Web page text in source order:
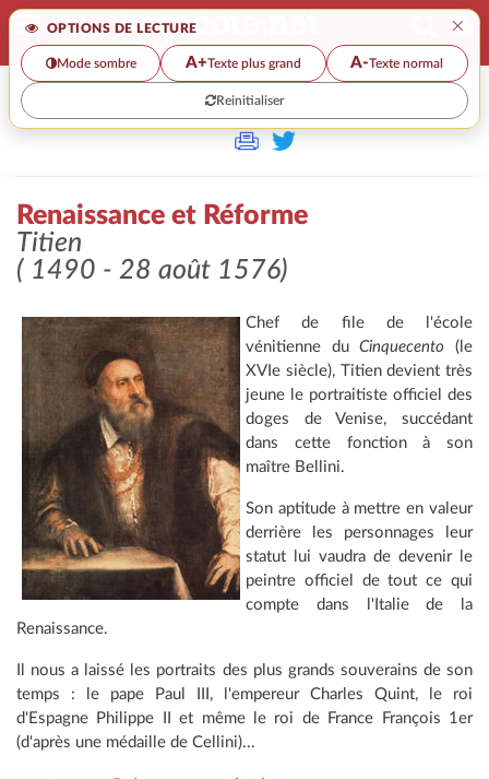
OPTIONS DE LECTURE ×
Mode sombre A+Texte plus grand A-Texte normal
Reinitialiser
>>
Renaissance et Réforme
Titien
( 1490 - 28 août 1576)
Chef de file de l'école
vénitienne duCinquecento (le
XVIe siècle), Titien devient très
jeune le portraitiste officiel des
doges de Venise, succédant
dans cette fonction à son
maître Bellini.
Son aptitude à mettre en valeur
derrière les personnages leur
statut lui vaudra de devenir le
peintre officiel de tout ce qui
compte dans l'Italie de la
Renaissance.
Il nous a laissé les portraits des plus grands souverains de son
temps : le pape Paul III, l'empereur Charles Quint, le roi
d'Espagne Philippe II et même le roi de France François 1er
(d'après une médaille de Cellini)...